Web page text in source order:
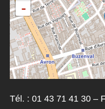
-
Tél. : 01 43 71 41 30 –